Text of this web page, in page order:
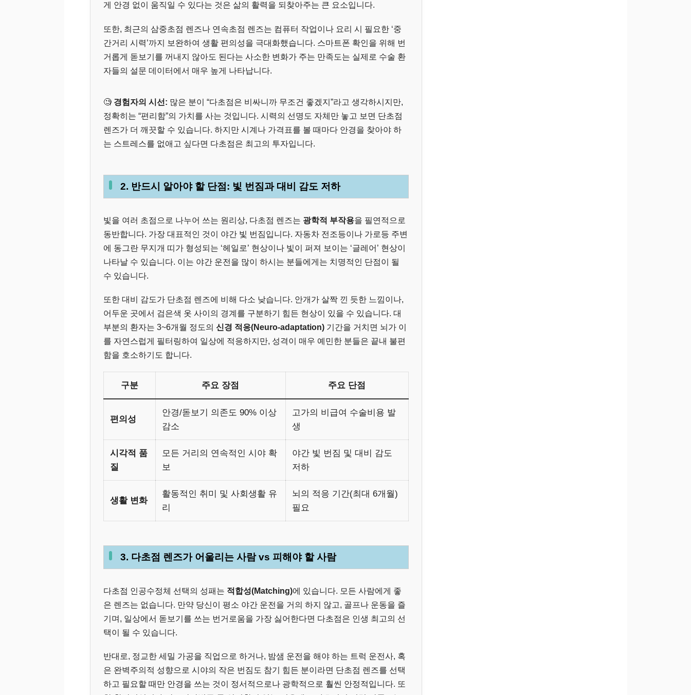
게 안경 없이 움직일 수 있다는 것은 삶의 활력을 되찾아주는 큰 요소입니다.
또한, 최근의 삼중초점 렌즈나 연속초점 렌즈는 컴퓨터 작업이나 요리 시 필요한 ‘중
간거리 시력’까지 보완하여 생활 편의성을 극대화했습니다. 스마트폰 확인을 위해 번
거롭게 돋보기를 꺼내지 않아도 된다는 사소한 변화가 주는 만족도는 실제로 수술 환
자들의 설문 데이터에서 매우 높게 나타납니다.
🧐 경험자의 시선: 많은 분이 “다초점은 비싸니까 무조건 좋겠지”라고 생각하시지만,
정확히는 “편리함”의 가치를 사는 것입니다. 시력의 선명도 자체만 놓고 보면 단초점
렌즈가 더 깨끗할 수 있습니다. 하지만 시계나 가격표를 볼 때마다 안경을 찾아야 하
는 스트레스를 없애고 싶다면 다초점은 최고의 투자입니다.
2. 반드시 알아야 할 단점: 빛 번짐과 대비 감도 저하
빛을 여러 초점으로 나누어 쓰는 원리상, 다초점 렌즈는 광학적 부작용을 필연적으로
동반합니다. 가장 대표적인 것이 야간 빛 번짐입니다. 자동차 전조등이나 가로등 주변
에 동그란 무지개 띠가 형성되는 ‘헤일로’ 현상이나 빛이 퍼져 보이는 ‘글레어’ 현상이
나타날 수 있습니다. 이는 야간 운전을 많이 하시는 분들에게는 치명적인 단점이 될
수 있습니다.
또한 대비 감도가 단초점 렌즈에 비해 다소 낮습니다. 안개가 살짝 낀 듯한 느낌이나,
어두운 곳에서 검은색 옷 사이의 경계를 구분하기 힘든 현상이 있을 수 있습니다. 대
부분의 환자는 3~6개월 정도의 신경 적응(Neuro-adaptation)기간을 거치면 뇌가 이
를 자연스럽게 필터링하여 일상에 적응하지만, 성격이 매우 예민한 분들은 끝내 불편
함을 호소하기도 합니다.
구분 주요 장점 주요 단점
편의성
안경/돋보기 의존도 90% 이상
감소
고가의 비급여 수술비용 발
생
시각적 품
질
모든 거리의 연속적인 시야 확
보
야간 빛 번짐 및 대비 감도
저하
생활 변화
활동적인 취미 및 사회생활 유
리
뇌의 적응 기간(최대 6개월)
필요
3. 다초점 렌즈가 어울리는 사람 vs 피해야 할 사람
다초점 인공수정체 선택의 성패는 적합성(Matching)에 있습니다. 모든 사람에게 좋
은 렌즈는 없습니다. 만약 당신이 평소 야간 운전을 거의 하지 않고, 골프나 운동을 즐
기며, 일상에서 돋보기를 쓰는 번거로움을 가장 싫어한다면 다초점은 인생 최고의 선
택이 될 수 있습니다.
반대로, 정교한 세밀 가공을 직업으로 하거나, 밤샘 운전을 해야 하는 트럭 운전사, 혹
은 완벽주의적 성향으로 시야의 작은 번짐도 참기 힘든 분이라면 단초점 렌즈를 선택
하고 필요할 때만 안경을 쓰는 것이 정서적으로나 광학적으로 훨씬 안정적입니다. 또